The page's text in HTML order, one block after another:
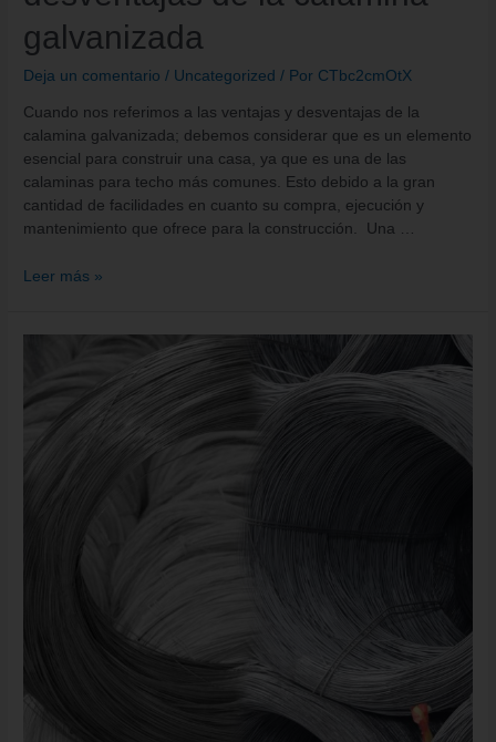
galvanizada
Deja un comentario / Uncategorized / Por CTbc2cmOtX
Cuando nos referimos a las ventajas y desventajas de la
calamina galvanizada; debemos considerar que es un elemento
esencial para construir una casa, ya que es una de las
calaminas para techo más comunes. Esto debido a la gran
cantidad de facilidades en cuanto su compra, ejecución y
mantenimiento que ofrece para la construcción. Una …
Leer más »